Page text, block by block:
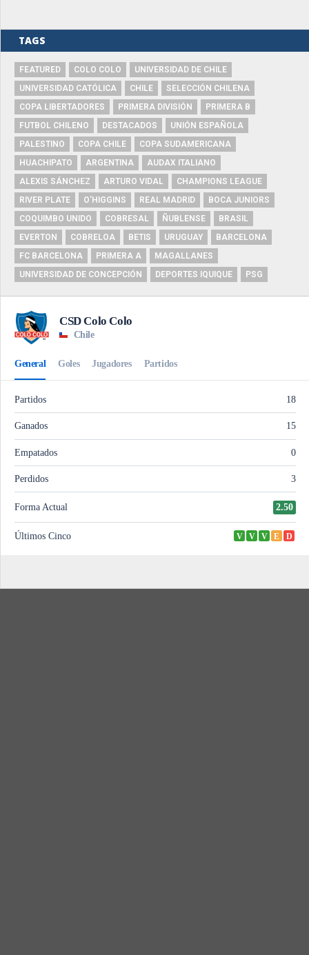
TAGS
FEATURED COLO COLO
UNIVERSIDAD DE CHILE
UNIVERSIDAD CATÓLICA
CHILE
SELECCIÓN CHILENA
COPA LIBERTADORES
PRIMERA DIVISIÓN
PRIMERA B
FUTBOL CHILENO
DESTACADOS
UNIÓN ESPAÑOLA
PALESTINO
COPA CHILE
COPA SUDAMERICANA
HUACHIPATO
ARGENTINA
AUDAX ITALIANO
ALEXIS SÁNCHEZ
ARTURO VIDAL
CHAMPIONS LEAGUE
RIVER PLATE
O'HIGGINS REAL MADRID
BOCA JUNIORS
COQUIMBO UNIDO
COBRESAL ÑUBLENSE
BRASIL
EVERTON
COBRELOA BETIS URUGUAY
BARCELONA
FC BARCELONA
PRIMERA A
MAGALLANES
UNIVERSIDAD DE CONCEPCIÓN
DEPORTES IQUIQUE PSG